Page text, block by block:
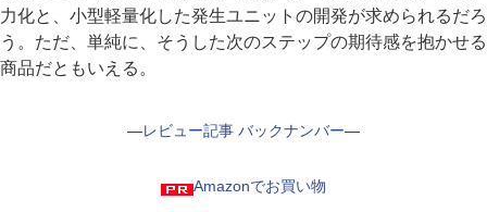
力化と、小型軽量化した発生ユニットの開発が求められるだろ
う。ただ、単純に、そうした次のステップの期待感を抱かせる
商品だともいえる。
―レビュー記事 バックナンバー―
Amazonでお買い物